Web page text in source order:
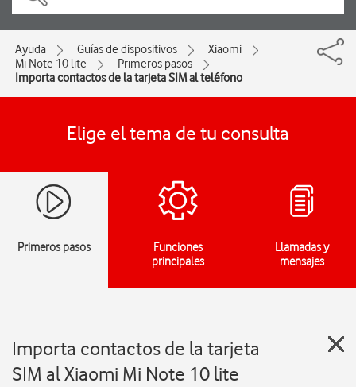
Ayuda Guías de dispositivos
Xiaomi
Mi Note 10 lite
Primeros pasos
Importa contactos de la tarjeta SIM al teléfono
Elige el tema de tu consulta
Primeros pasos
Funciones
principales
Llamadas y
mensajes
Importa contactos de la tarjeta
SIM al Xiaomi Mi Note 10 lite